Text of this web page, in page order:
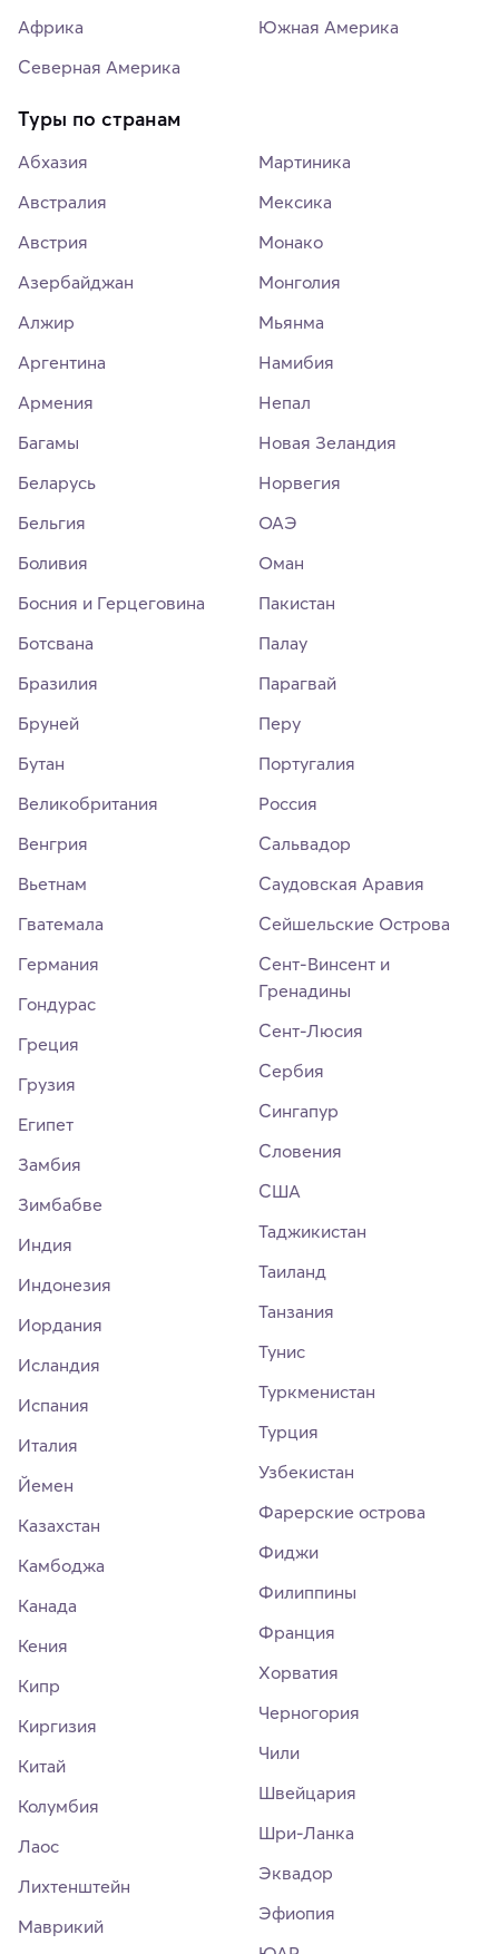
Африка
Северная Америка
Южная Америка
Туры по странам
Абхазия
Австралия
Австрия
Азербайджан
Алжир
Аргентина
Армения
Багамы
Беларусь
Бельгия
Боливия
Босния и Герцеговина
Ботсвана
Бразилия
Бруней
Бутан
Великобритания
Венгрия
Вьетнам
Гватемала
Германия
Гондурас
Греция
Грузия
Египет
Замбия
Зимбабве
Индия
Индонезия
Иордания
Исландия
Испания
Италия
Йемен
Казахстан
Камбоджа
Канада
Кения
Кипр
Киргизия
Китай
Колумбия
Лаос
Лихтенштейн
Маврикий
Мартиника
Мексика
Монако
Монголия
Мьянма
Намибия
Непал
Новая Зеландия
Норвегия
ОАЭ
Оман
Пакистан
Палау
Парагвай
Перу
Португалия
Россия
Сальвадор
Саудовская Аравия
Сейшельские Острова
Сент-Винсент и
Гренадины
Сент-Люсия
Сербия
Сингапур
Словения
США
Таджикистан
Таиланд
Танзания
Тунис
Туркменистан
Турция
Узбекистан
Фарерские острова
Фиджи
Филиппины
Франция
Хорватия
Черногория
Чили
Швейцария
Шри-Ланка
Эквадор
Эфиопия